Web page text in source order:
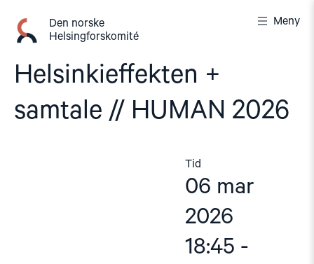
innhold
Den norske
Helsingforskomité
Meny
Helsinkieffekten +
samtale // HUMAN 2026
Tid
06 mar
2026
18:45 -